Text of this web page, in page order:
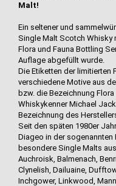
Malt!
Ein seltener und
Single Malt Scotch Whisky
Flora und Fauna Bottling
Auflage abgefüllt wurde.
Die Etiketten der limitierten
verschiedene Motive aus
bzw. die Bezeichnung
Whiskykenner Michael
Bezeichnung des
Seit den späten 1980er
Diageo in der sogenannten
besondere Single Malts
Auchroisk, Balmenach,
Clynelish, Dailuaine,
Inchgower, Linkwood,